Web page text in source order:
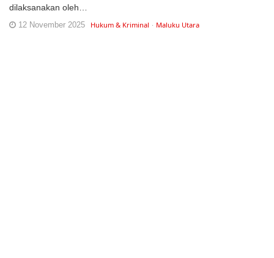
dilaksanakan oleh…
12 November 2025 Hukum & Kriminal Maluku Utara